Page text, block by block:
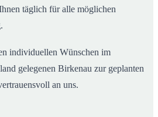
täglich für alle möglichen
individuellen Wünschen im
gelegenen Birkenau zur geplanten
an uns.